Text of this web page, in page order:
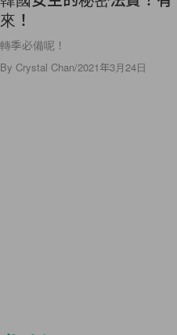
來！
轉季必備呢！
By Crystal Chan/2021年3月24日